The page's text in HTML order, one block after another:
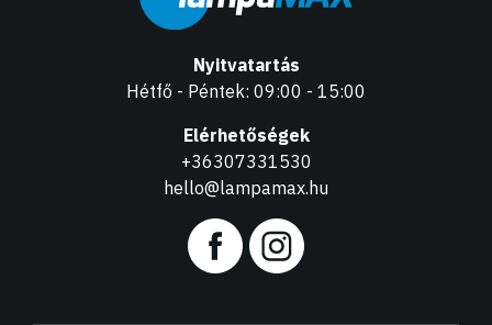
Nyitvatartás
Hétfő - Péntek: 09:00 - 15:00
Elérhetőségek
+36307331530
hello@lampamax.hu